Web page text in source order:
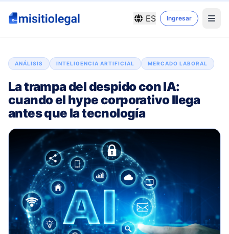
ES Ingresar
ANÁLISIS INTELIGENCIA ARTIFICIAL MERCADO LABORAL
La trampa del despido con IA:
cuando el hype corporativo llega
antes que la tecnología